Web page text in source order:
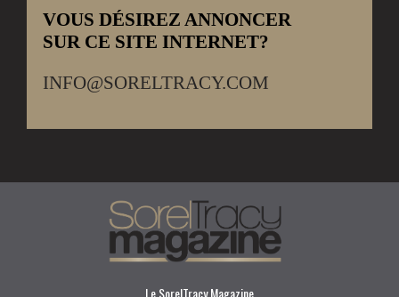
VOUS DÉSIREZ ANNONCER
SUR CE SITE INTERNET?
INFO@SORELTRACY.COM
Le SorelTracy Magazine